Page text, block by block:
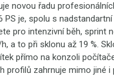
novou řadu
je, spolu s
pro intenzivní běh, sprint
a to při sklonu až 19 %.
přímo na konzoli
profilů zahrnuje mimo jiné i